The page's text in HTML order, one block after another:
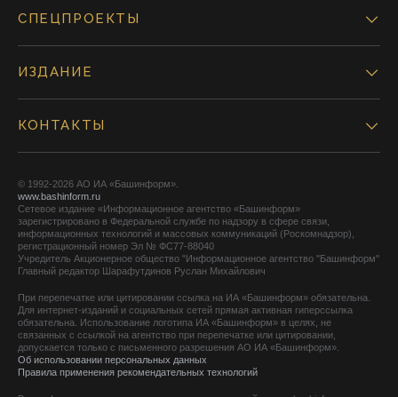
СПЕЦПРОЕКТЫ
ИЗДАНИЕ
КОНТАКТЫ
© 1992-2026 АО ИА «Башинформ».
www.bashinform.ru
Сетевое издание «Информационное агентство «Башинформ»
зарегистрировано в Федеральной службе по надзору в сфере связи,
информационных технологий и массовых коммуникаций (Роскомнадзор),
регистрационный номер Эл № ФС77-88040
Учредитель Акционерное общество "Информационное агентство "Башинформ"
Главный редактор Шарафутдинов Руслан Михайлович
При перепечатке или цитировании ссылка на ИА «Башинформ» обязательна.
Для интернет-изданий и социальных сетей прямая активная гиперссылка
обязательна. Использование логотипа ИА «Башинформ» в целях, не
связанных с ссылкой на агентство при перепечатке или цитировании,
допускается только с письменного разрешения АО ИА «Башинформ».
Об использовании персональных данных
Правила применения рекомендательных технологий